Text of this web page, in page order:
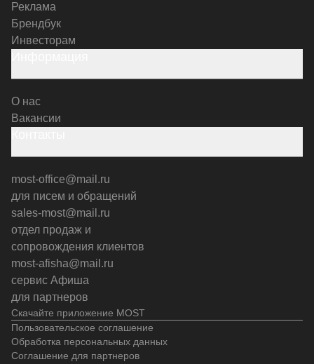
Скачайте приложение MOST
Реклама
Брендбук
Инвесторам
О нас
Вакансии
most-office@mail.ru
для писем и обращений
sales-most@mail.ru
отдел продаж и
сопровождения клиентов
most-afisha@mail.ru
сервис Афиша
для партнеров
Пользовательское соглашение
Обработка персональных данных
Соглашение для партнеров